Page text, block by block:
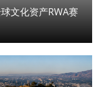
文化资产RWA赛